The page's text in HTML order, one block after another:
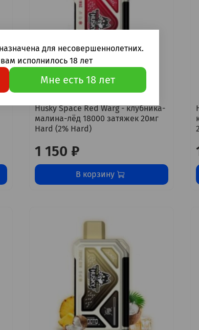
Husky Space Red Warg - клубника-
малина-лёд 18000 затяжек 20мг
Hard (2% Hard)
1 150 ₽
В корзину
для несовершеннолетних.
исполнилось 18 лет
Мне есть 18 лет